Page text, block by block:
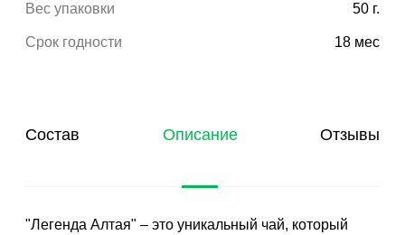
Вес упаковки 50 г.
Срок годности 18 мес
Состав Описание Отзывы
"Легенда Алтая" – это уникальный чай, который